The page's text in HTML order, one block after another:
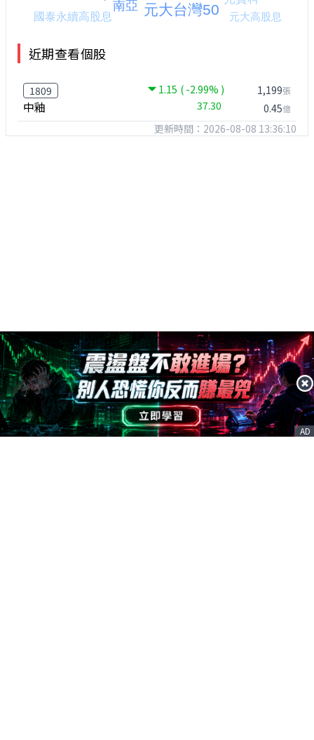
近期查看個股
1809 1.15 ( -2.99% )
中釉 37.30
1,199張
0.45億
更新時間：2026-08-08 13:36:10
AD